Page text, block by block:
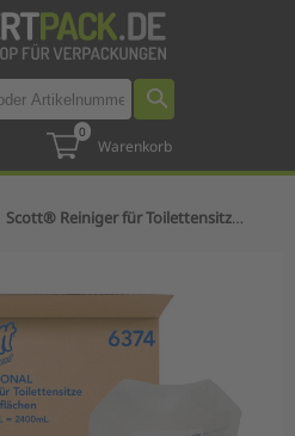
0
Warenkorb
Scott® Reiniger für Toilettensitze und Oberflächen